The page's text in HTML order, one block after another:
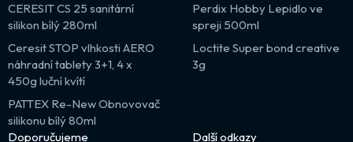
CERESIT CS 25 sanitární
silikon bílý 280ml
Ceresit STOP vlhkosti AERO
náhradní tablety 3+1, 4 x
450g luční kvítí
PATTEX Re-New Obnovovač
silikonu bílý 80ml
Perdix Hobby Lepidlo ve
spreji 500ml
Loctite Super bond creative
3g
Doporučujeme Další odkazy